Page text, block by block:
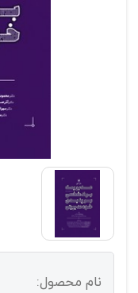
نام محصول: